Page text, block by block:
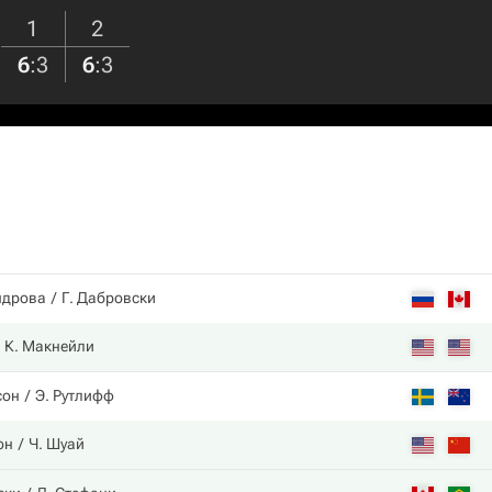
1
2
6:3 6:3
Г. Дабровски
К. Макнейли
Э. Рутлифф
Ч. Шуай